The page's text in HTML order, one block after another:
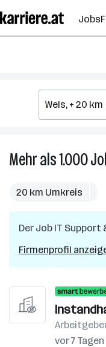
Seiteninhalt
springen
Jobs
Mehr als 1.000
20 km Umkreis
Der Job IT Support
Firmenprofil
vor 7